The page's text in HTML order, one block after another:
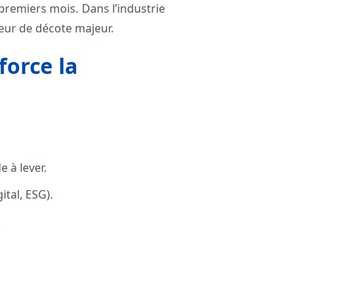
mois. Dans l’industrie
de décote majeur.
la
à lever.
ESG).